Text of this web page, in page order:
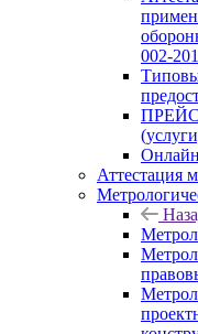
002-
Аттестация